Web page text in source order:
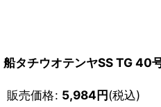
船タチウオテンヤSS TG 40
販売価格: 5,984円(税込)